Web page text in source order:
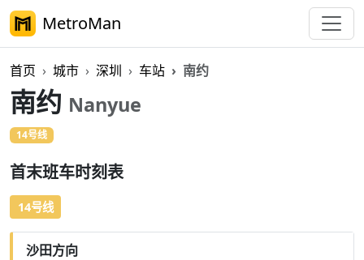
MetroMan
首页 城市 深圳 车站 南约
南约 Nanyue
14号线
首末班车时刻表
14号线
沙田方向